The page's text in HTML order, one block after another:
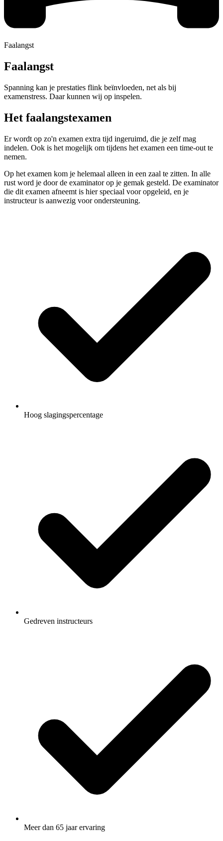
Faalangst
Faalangst
Spanning kan je prestaties flink beïnvloeden, net als bij
examenstress. Daar kunnen wij op inspelen.
Het faalangstexamen
Er wordt op zo'n examen extra tijd ingeruimd, die je zelf mag
indelen. Ook is het mogelijk om tijdens het examen een time-out te
nemen.
Op het examen kom je helemaal alleen in een zaal te zitten. In alle
rust word je door de examinator op je gemak gesteld. De examinator
die dit examen afneemt is hier speciaal voor opgeleid, en je
instructeur is aanwezig voor ondersteuning.
Hoog slagingspercentage
Gedreven instructeurs
Meer dan 65 jaar ervaring